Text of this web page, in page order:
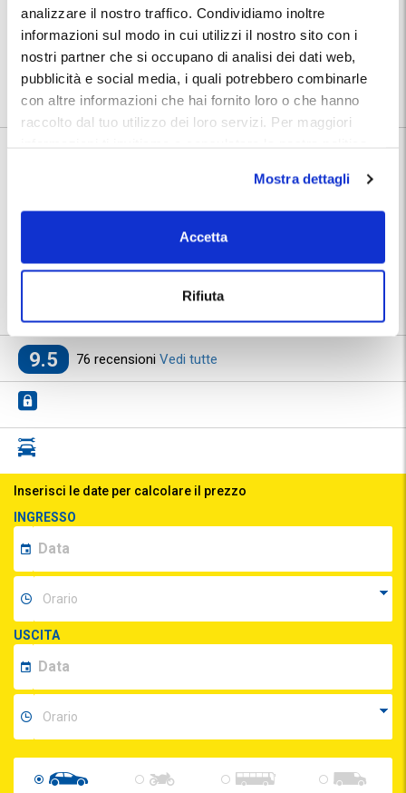
analizzare il nostro traffico. Condividiamo inoltre
informazioni sul modo in cui utilizzi il nostro sito con i
nostri partner che si occupano di analisi dei dati web,
pubblicità e social media, i quali potrebbero combinarle
con altre informazioni che hai fornito loro o che hanno
raccolto dal tuo utilizzo dei loro servizi. Per maggiori
Mostra dettagli
Accetta
Rifiuta
Posizione:
Troverai indirizzo e numeri telefonici del parcheggio nella conferma
prenotazione MyParking. Inoltre, la struttura provvederà ad inviarti un
link con le indicazioni tramite messaggio WhatsApp.
Utilizza la mappa per conoscere la posizione del parcheggio.
officina
Nettuno
9.5 76 recensioni Vedi tutte
Inserisci le date per calcolare il prezzo
INGRESSO
USCITA